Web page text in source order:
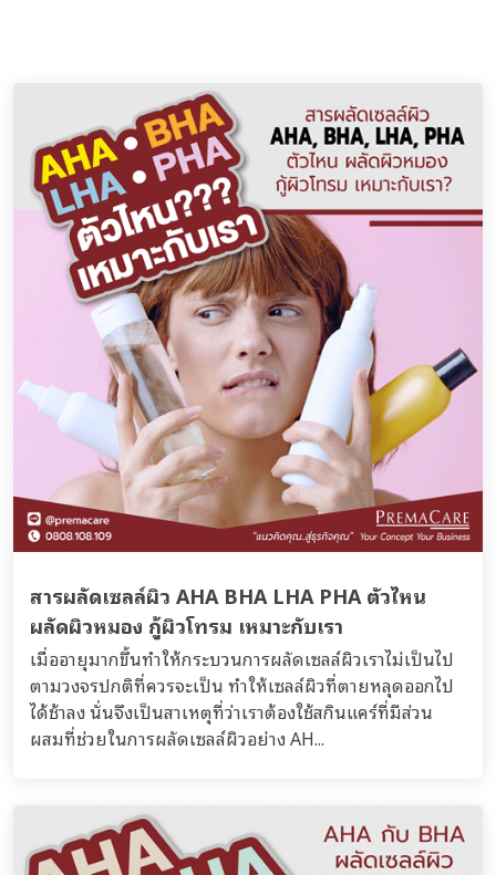
สารผลัดเซลล์ผิว AHA BHA LHA PHA ตัวไหน
ผลัดผิวหมอง กู้ผิวโทรม เหมาะกับเรา
เมื่ออายุมากขึ้นทำให้กระบวนการผลัดเซลล์ผิวเราไม่เป็นไป
ตามวงจรปกติที่ควรจะเป็น ทำให้เซลล์ผิวที่ตายหลุดออกไป
ได้ช้าลง นั่นจึงเป็นสาเหตุที่ว่าเราต้องใช้สกินแคร์ที่มีส่วน
ผสมที่ช่วยในการผลัดเซลล์ผิวอย่าง AH...